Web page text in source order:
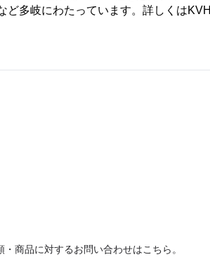
ど多岐にわたっています。詳しくは
・商品に対するお問い合わせはこちら。